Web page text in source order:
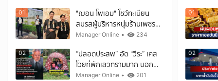
01
"ฌอน โพเอม" โชว์ทะเบียน
สมรสผู้บริหารหนุ่มร้านเพชร
แบรนด์ดัง! ที่แท้เรื่องโอละพ่อ!
Manager Online • 234
02
“ปลอดประสพ” อัด “วีระ” เคส
โวยที่พักเลวทรามมาก บอก
นอนอุทยานฯ ต้องยอมรับ
Manager Online • 201
01
02